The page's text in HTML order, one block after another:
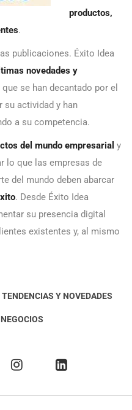
productos,
.
publicaciones. Éxito Idea
novedades y
que se han decantado por el
su actividad y han
a su competencia.
del mundo empresarial y
lo que las empresas de
del mundo deben abarcar
. Desde Éxito Idea
su presencia digital
existentes y, al mismo
TENDENCIAS Y NOVEDADES